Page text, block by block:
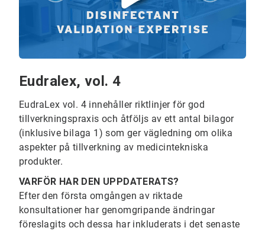
Eudralex, vol. 4
EudraLex vol. 4 innehåller riktlinjer för god
tillverkningspraxis och åtföljs av ett antal bilagor
(inklusive bilaga 1) som ger vägledning om olika
aspekter på tillverkning av medicintekniska
produkter.
VARFÖR HAR DEN UPPDATERATS?
Efter den första omgången av riktade
konsultationer har genomgripande ändringar
föreslagits och dessa har inkluderats i det senaste